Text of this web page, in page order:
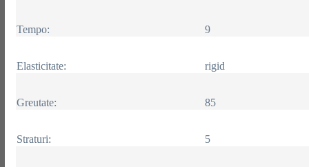
Tempo: 9
Elasticitate: rigid
Greutate: 85
Straturi: 5